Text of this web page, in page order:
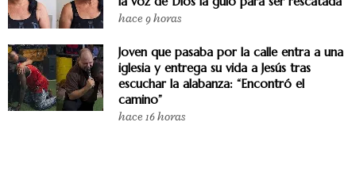
hace 9 horas
Joven que pasaba por la calle entra a una
iglesia y entrega su vida a Jesús tras
escuchar la alabanza: “Encontró el
camino”
hace 16 horas